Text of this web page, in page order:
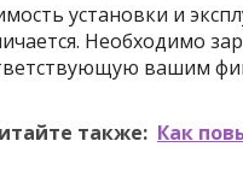
установки и
Необходимо
вашим
также: Как